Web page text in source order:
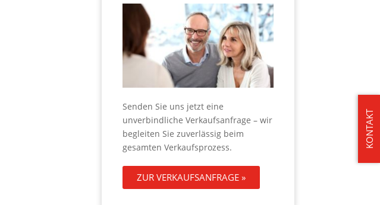
KONTAKT
Senden Sie uns jetzt eine
unverbindliche Verkaufsanfrage – wir
begleiten Sie zuverlässig beim
gesamten Verkaufsprozess.
ZUR VERKAUFSANFRAGE »